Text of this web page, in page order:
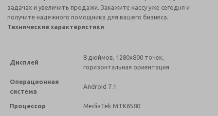
задачах и увеличить продажи. Закажите кассу уже сегодня и
получите надежного помощника для вашего бизнеса.
Технические характеристики
Дисплей
8 дюймов, 1280х800 точек,
горизонтальная ориентация
Операционная
система
Android 7.1
Процессор MediaTek MTK6580